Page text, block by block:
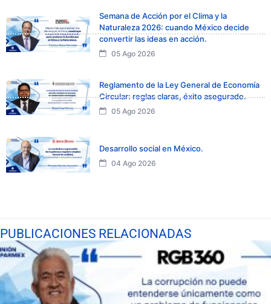
Semana de Acción por el Clima y la
Naturaleza 2026: cuando México decide
convertir las ideas en acción.
05 Ago 2026
Reglamento de la Ley General de Economía
Circular: reglas claras, éxito asegurado.
05 Ago 2026
Desarrollo social en México.
04 Ago 2026
PUBLICACIONES RELACIONADAS